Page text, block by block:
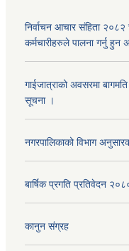
निर्वाचन आचार संहिता
कर्मचारीहरुले पालना गर्नु हुन
गाईजात्राको अवसरमा
सूचना ।
नगरपालिकाको विभाग
बार्षिक प्रगति प्रतिवेदन
कानुन संग्रह